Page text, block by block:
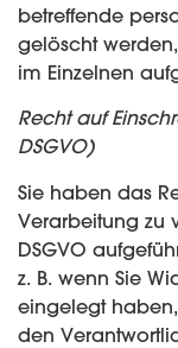
betreffende
gelöscht
im Einzelnen
Recht auf
DSGVO)
Sie haben das
Verarbeitung zu
DSGVO
z. B. wenn Sie
eingelegt
den